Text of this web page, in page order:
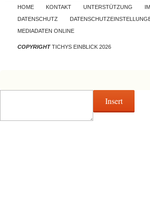
Skip to
HOME KONTAKT UNTERSTÜTZUNG
DATENSCHUTZ
MEDIADATEN ONLINE
COPYRIGHTTICHYS EINBLICK 2026
Insert